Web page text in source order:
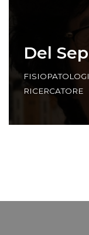
Del
RICERCATORE